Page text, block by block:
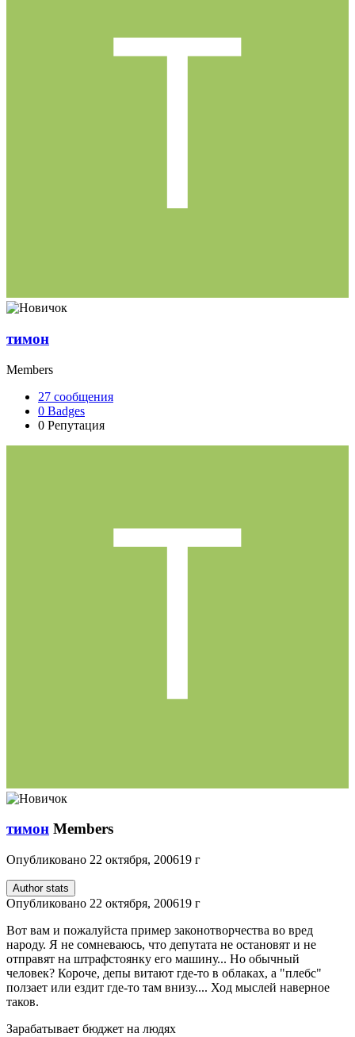
тимон
Members
27 сообщения
0 Badges
0 Репутация
тимон Members
Опубликовано 22 октября, 200619 г
Author stats
Опубликовано 22 октября, 200619 г
Вот вам и пожалуйста пример законотворчества во вред
народу. Я не сомневаюсь, что депутата не остановят и не
отправят на штрафстоянку его машину... Но обычный
человек? Короче, депы витают где-то в облаках, а "плебс"
ползает или ездит где-то там внизу.... Ход мыслей наверное
таков.
Зарабатывает бюджет на людях